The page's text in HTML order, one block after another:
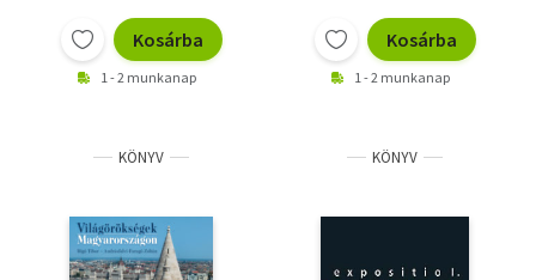
Kosárba
1 - 2 munkanap
Kosárba
1 - 2 munkanap
KÖNYV KÖNYV